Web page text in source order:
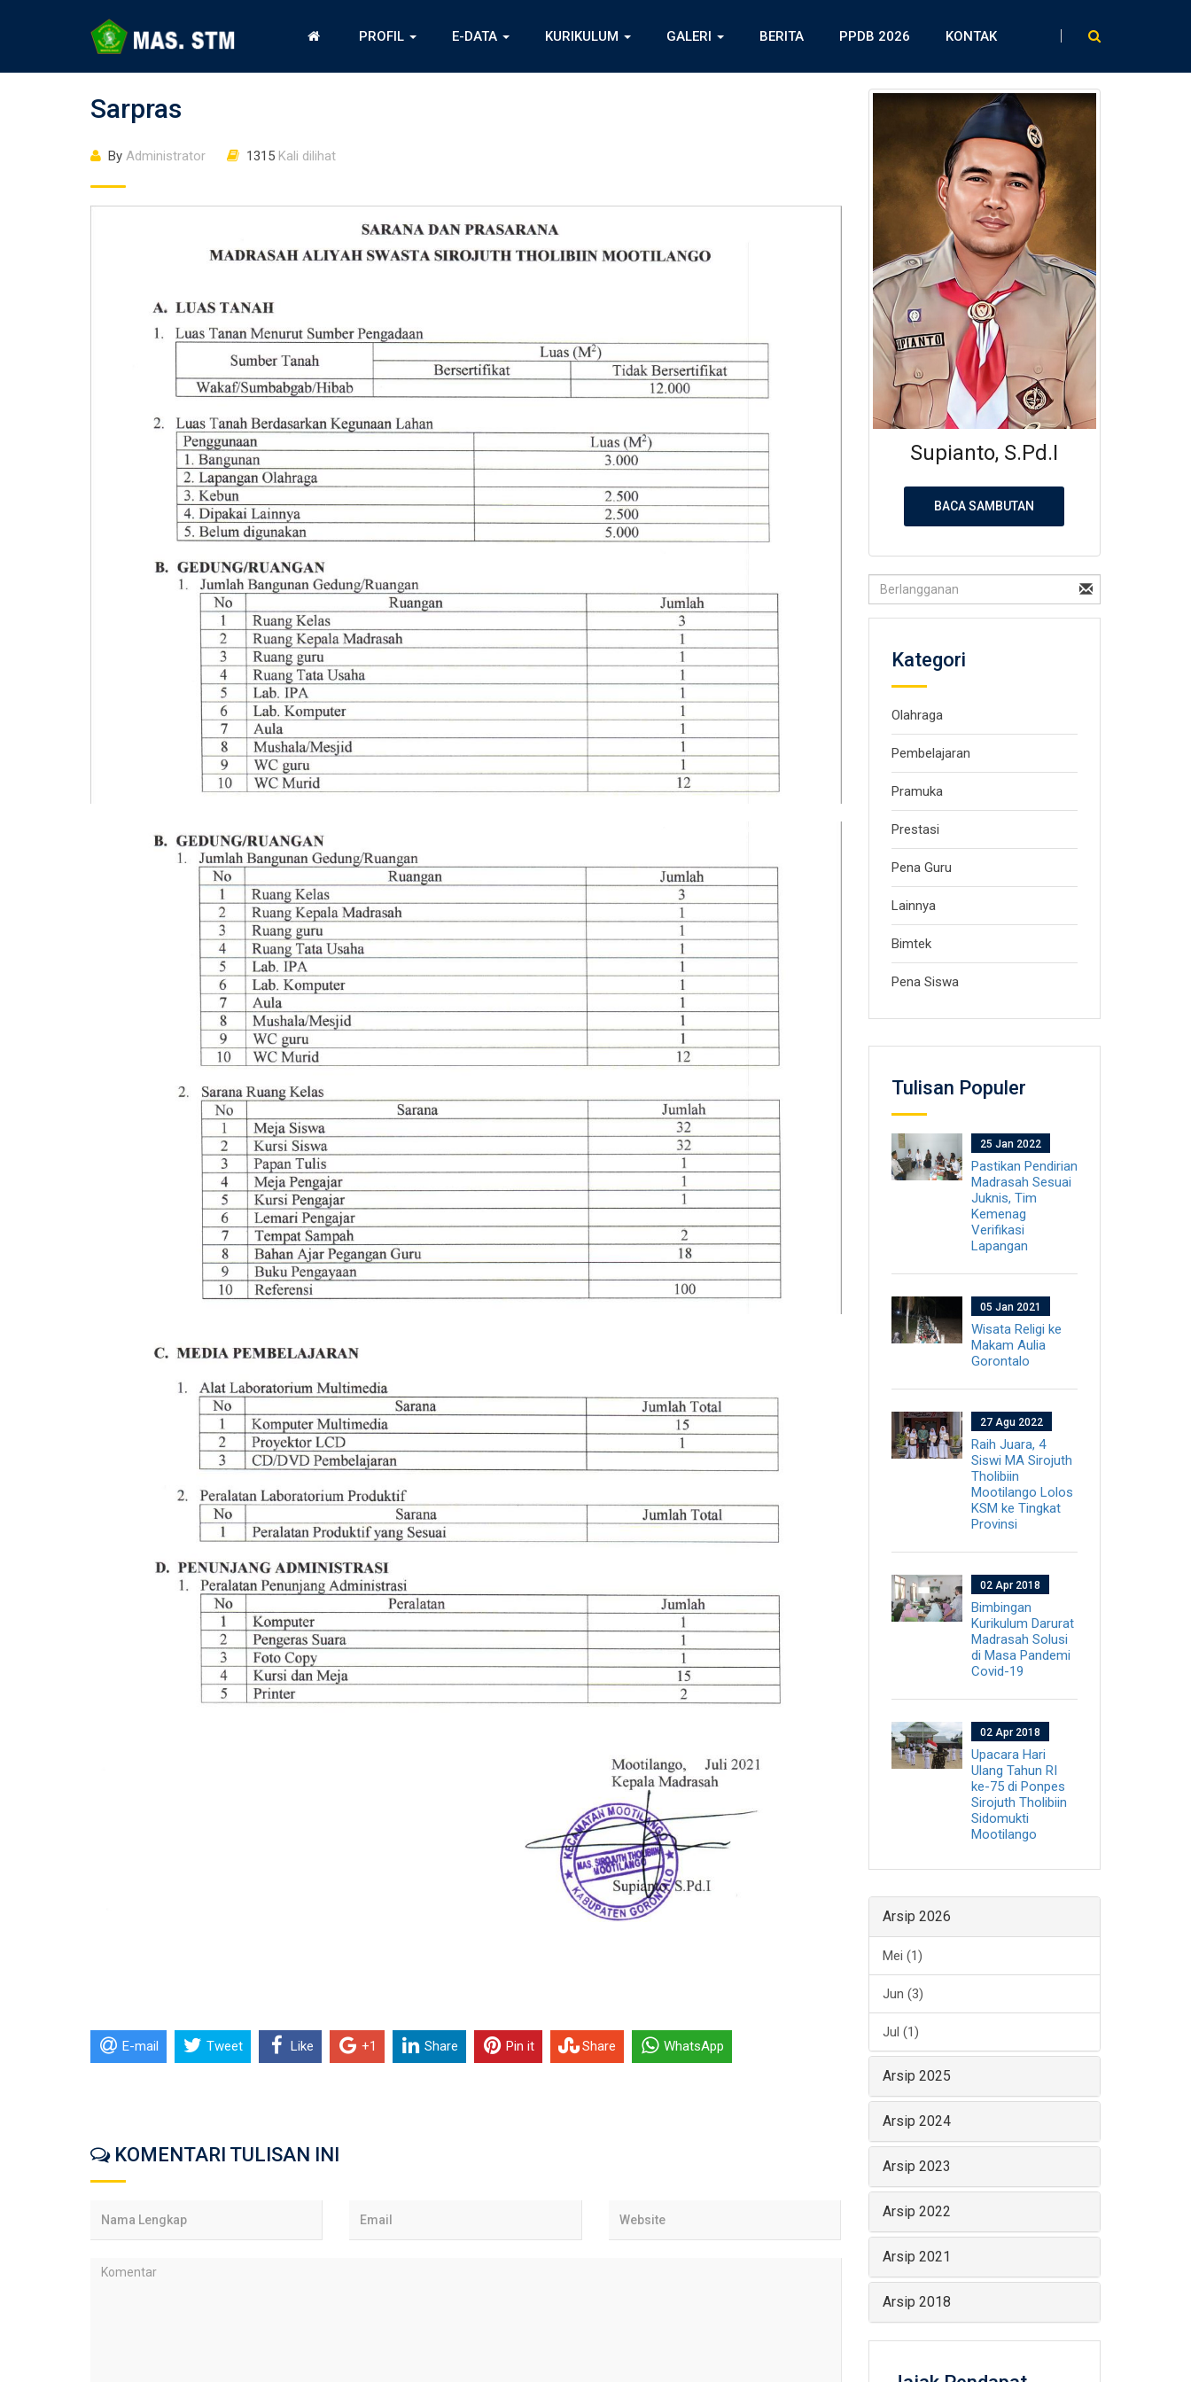
PROFIL E-DATA KURIKULUM GALERI BERITA PPDB 2026 KONTAK
Sarpras
By Administrator 1315 Kali dilihat
E-mail Tweet Like +1 Share Pin it Share WhatsApp
KOMENTARI TULISAN INI
Supianto, S.Pd.I
BACA SAMBUTAN
Kategori
Olahraga
Pembelajaran
Pramuka
Prestasi
Pena Guru
Lainnya
Bimtek
Pena Siswa
Tulisan Populer
25 Jan 2022
Pastikan Pendirian
Madrasah Sesuai
Juknis, Tim
Kemenag
Verifikasi
Lapangan
05 Jan 2021
Wisata Religi ke
Makam Aulia
Gorontalo
27 Agu 2022
Raih Juara, 4
Siswi MA Sirojuth
Tholibiin
Mootilango Lolos
KSM ke Tingkat
Provinsi
02 Apr 2018
Bimbingan
Kurikulum Darurat
Madrasah Solusi
di Masa Pandemi
Covid-19
02 Apr 2018
Upacara Hari
Ulang Tahun RI
ke-75 di Ponpes
Sirojuth Tholibiin
Sidomukti
Mootilango
Arsip 2026
Mei (1)
Jun (3)
Jul (1)
Arsip 2025
Arsip 2024
Arsip 2023
Arsip 2022
Arsip 2021
Arsip 2018